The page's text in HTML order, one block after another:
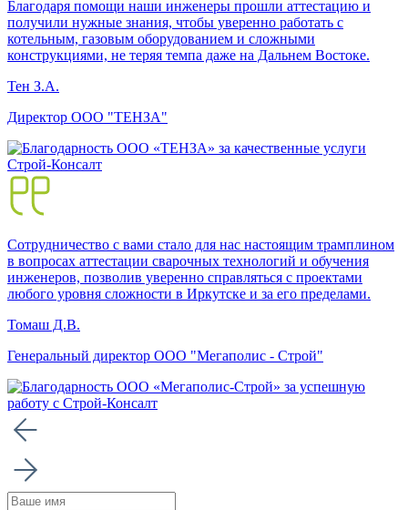
Благодаря помощи наши инженеры прошли аттестацию и
получили нужные знания, чтобы уверенно работать с
котельным, газовым оборудованием и сложными
конструкциями, не теряя темпа даже на Дальнем Востоке.
Тен З.А.
Директор ООО "ТЕНЗА"
Сотрудничество с вами стало для нас настоящим трамплином
в вопросах аттестации сварочных технологий и обучения
инженеров, позволив уверенно справляться с проектами
любого уровня сложности в Иркутске и за его пределами.
Томаш Д.В.
Генеральный директор ООО "Мегаполис - Строй"